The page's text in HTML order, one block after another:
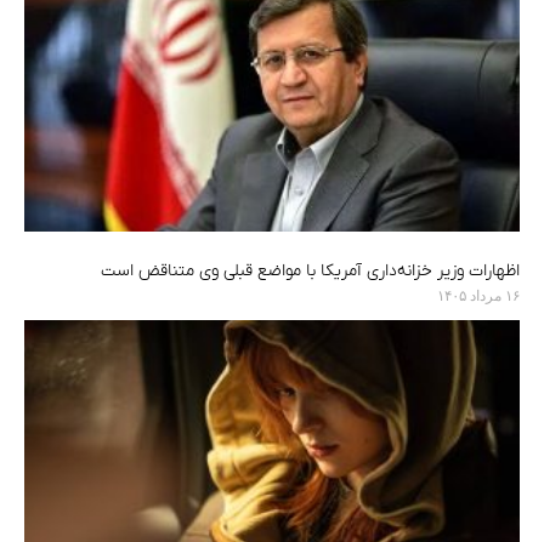
اظهارات وزیر خزانه‌داری آمریکا با مواضع قبلی وی متناقض است
۱۶ مرداد ۱۴۰۵